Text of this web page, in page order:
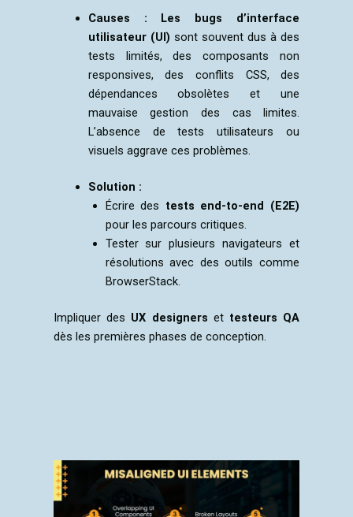
Causes : Les bugs d’interface
utilisateur (UI) sont souvent dus à des
tests limités, des composants non
responsives, des conflits CSS, des
dépendances obsolètes et une
mauvaise gestion des cas limites.
L’absence de tests utilisateurs ou
visuels aggrave ces problèmes.
Solution :
Écrire des tests end-to-end (E2E)
pour les parcours critiques.
Tester sur plusieurs navigateurs et
résolutions avec des outils comme
BrowserStack.
Impliquer des UX designers et testeurs QA
dès les premières phases de conception.